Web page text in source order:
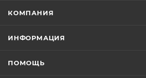
КОМПАНИЯ
ИНФОРМАЦИЯ
ПОМОЩЬ